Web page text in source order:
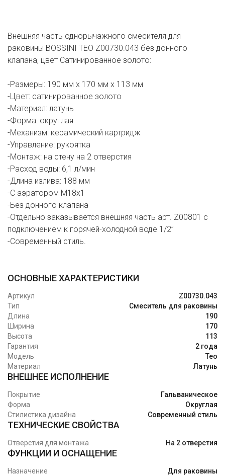
Внешняя часть однорычажного смесителя для
раковины BOSSINI TEO Z00730.043 без донного
клапана, цвет Сатинированное золото:
-Размеры: 190 мм х 170 мм х 113 мм
-Цвет: сатинированное золото
-Материал: латунь
-Форма: округлая
-Механизм: керамический картридж
-Управление: рукоятка
-Монтаж: на стену на 2 отверстия
-Расход воды: 6,1 л/мин
-Длина излива: 188 мм
-С аэратором M18x1
-Без донного клапана
-Отдельно заказывается внешняя часть арт. Z00801 с
подключением к горячей-холодной воде 1/2”
-Современный стиль.
ОСНОВНЫЕ ХАРАКТЕРИСТИКИ
Артикул
Z00730.043
Тип
Смеситель для раковины
Длина
190
Ширина
170
Высота
113
Гарантия
2 года
Модель
Teo
Материал
Латунь
ВНЕШНЕЕ ИСПОЛНЕНИЕ
Покрытие
Гальваническое
Форма
Округлая
Стилистика дизайна
Современный стиль
ТЕХНИЧЕСКИЕ СВОЙСТВА
Отверстия для монтажа На 2 отверстия
ФУНКЦИИ И ОСНАЩЕНИЕ
Назначение Для раковины